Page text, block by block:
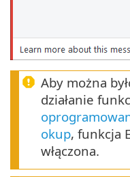
Aby można
działanie
okup, funkcja
włączona.